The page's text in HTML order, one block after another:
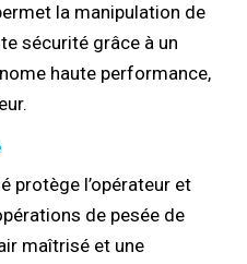
la manipulation de
sécurité grâce à un
haute performance,
protège l’opérateur et
de pesée de
maîtrisé et une